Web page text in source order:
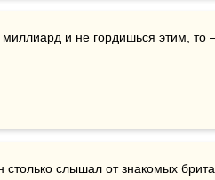
и не гордишься этим, то
слышал от знакомых